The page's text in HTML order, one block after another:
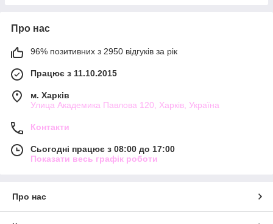
Про нас
96% позитивних з 2950 відгуків за рік
Працює з 11.10.2015
м. Харків
Улица Академика Павлова 120, Харків, Україна
Контакти
Сьогодні працює з 08:00 до 17:00
Показати весь графік роботи
Про нас